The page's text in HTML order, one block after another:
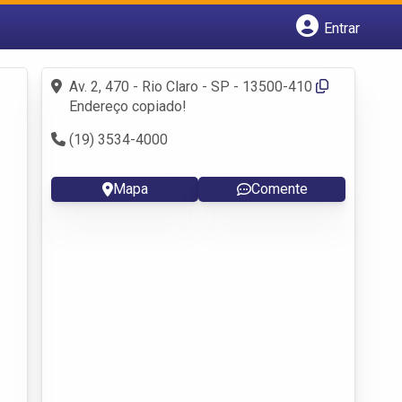
Entrar
Fazer login
Criar conta
Av. 2, 470 - Rio Claro - SP - 13500-410
Endereço copiado!
(19) 3534-4000
Mapa Comente